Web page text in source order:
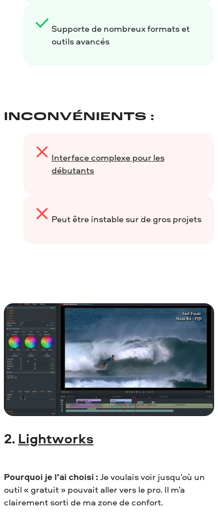
Supporte de nombreux formats et
outils avancés
INCONVÉNIENTS :
Interface complexe pour les
débutants
Peut être instable sur de gros projets
2. Lightworks
Pourquoi je l’ai choisi : Je voulais voir jusqu’où un
outil « gratuit » pouvait aller vers le pro. Il m’a
clairement sorti de ma zone de confort.